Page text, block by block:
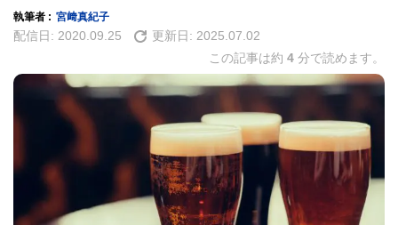
執筆者 : 宮﨑真紀子
配信日: 2020.09.25 更新日: 2025.07.02
この記事は約 4 分で読めます。